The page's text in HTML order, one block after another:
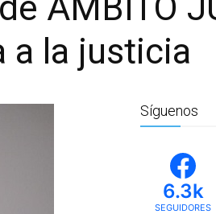
a la justicia
Síguenos
6.3k
SEGUIDORES